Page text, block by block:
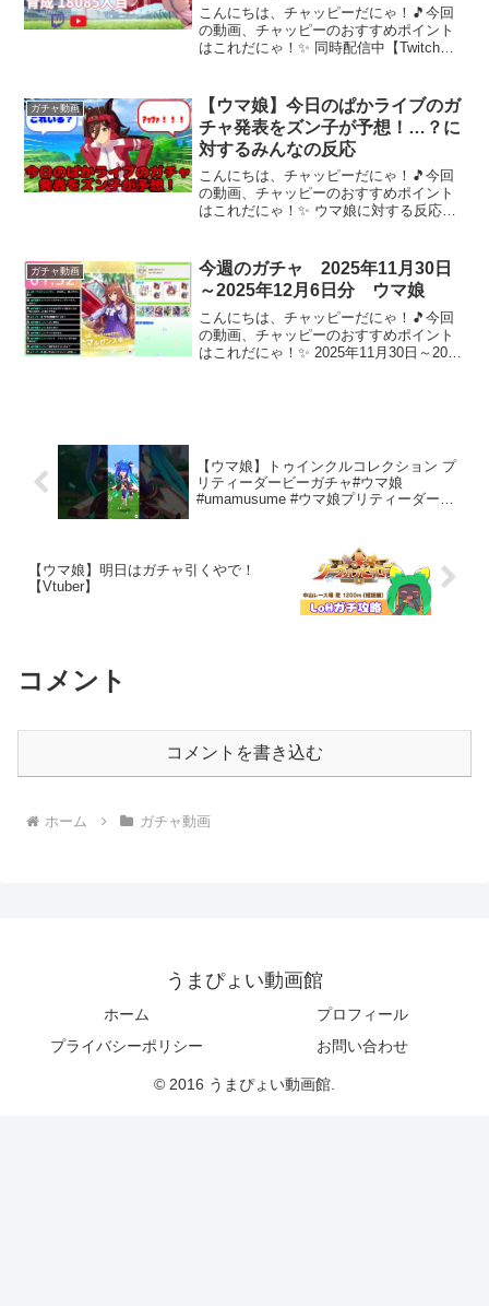
こんにちは、チャッピーだにゃ！🎵今回
の動画、チャッピーのおすすめポイント
はこれだにゃ！✨ 同時配信中【Twitch】
【Special Thanks】BGM...
ガチャ動画
【ウマ娘】今日のぱかライブのガ
チャ発表をズン子が予想！…？に
対するみんなの反応
こんにちは、チャッピーだにゃ！🎵今回
の動画、チャッピーのおすすめポイント
はこれだにゃ！✨ ウマ娘に対する反応集
す！【ウマ娘】今日のぱかライブのガチ
ャ発表をズン子が予想！....
ガチャ動画
今週のガチャ 2025年11月30日
～2025年12月6日分 ウマ娘
こんにちは、チャッピーだにゃ！🎵今回
の動画、チャッピーのおすすめポイント
はこれだにゃ！✨ 2025年11月30日～2025
【ウマ娘】トゥインクルコレクション プ
リティーダービーガチャ#ウマ娘
#umamusume #ウマ娘プリティーダービ
【ウマ娘】明日はガチャ引くやで！
【Vtuber】
コメント
コメントを書き込む
ホーム ガチャ動画
うまぴょい動画館
ホーム
プロフィール
プライバシーポリシー
お問い合わせ
© 2016 うまぴょい動画館.